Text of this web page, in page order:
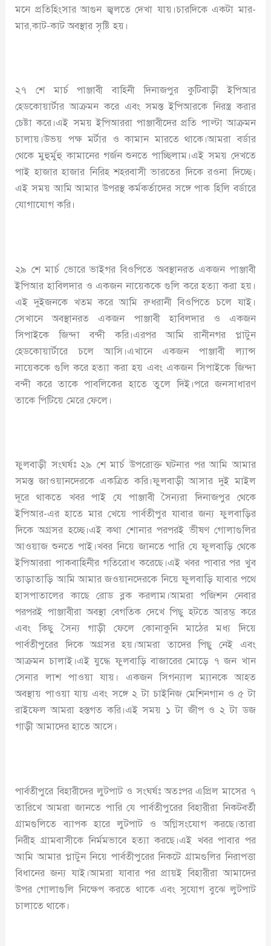
মনে প্রতিহিংসার আগুন জ্বলতে দেখা যায়।চারদিকে একটা মার-
মার,কাট-কাট অবস্থার সৃষ্টি হয়।
২৭ শে মার্চ পাঞ্জাবী বাহিনী দিনাজপুর কুটিবাড়ী ইপিআর
হেডকোয়ার্টার আক্রমন করে এবং সমস্ত ইপিআরকে নিরস্ত্র করার
চেষ্টা করে।এই সময় ইপিআররা পাঞ্জাবীদের প্রতি পাল্টা আক্রমন
চালায়।উভয় পক্ষ মর্টার ও কামান মারতে থাকে।আমরা বর্ডার
থেকে মুহুর্মুহু কামানের গর্জন শুনতে পাচ্ছিলাম।এই সময় দেখতে
পাই হাজার হাজার নিরিহ শহরবাসী ভারতের দিকে রওনা দিচ্ছে।
এই সময় আমি আমার উপরস্থ কর্মকর্তাদের সঙ্গে পাক হিলি বর্ডারে
যোগাযোগ করি।
২৯ শে মার্চ ভোরে ভাইগর বিওপিতে অবস্থানরত একজন পাঞ্জাবী
ইপিআর হাবিলদার ও একজন নায়েককে গুলি করে হত্যা করা হয়।
এই দুইজনকে খতম করে আমি রুধরানী বিওপিতে চলে যাই।
সেখানে অবস্থানরত একজন পাঞ্জাবী হাবিলদার ও একজন
সিপাইকে জিন্দা বন্দী করি।এরপর আমি রানীনগর প্লাটুন
হেডকোয়ার্টারে চলে আসি।এখানে একজন পাঞ্জাবী ল্যান্স
নায়েককে গুলি করে হত্যা করা হয় এবং একজন সিপাইকে জিন্দা
বন্দী করে তাকে পাবলিকের হাতে তুলে দিই।পরে জনসাধারণ
তাকে পিটিয়ে মেরে ফেলে।
ফুলবাড়ী সংঘর্ষঃ ২৯ শে মার্চ উপরোক্ত ঘটনার পর আমি আমার
সমস্ত জাওয়ানদেরকে একত্রিত করি।ফুলবাড়ী আসার দুই মাইল
দূরে থাকতে খবর পাই যে পাঞ্জাবী সৈন্যরা দিনাজপুর থেকে
ইপিআর-এর হাতে মার খেয়ে পার্বতীপুর যাবার জন্য ফুলবাড়ির
দিকে অগ্রসর হচ্ছে।এই কথা শোনার পরপরই ভীষণ গোলাগুলির
আওয়াজ শুনতে পাই।খবর নিয়ে জানতে পারি যে ফুলবাড়ি থেকে
ইপিআররা পাকবাহিনীর গতিরোধ করেছে।এই খবর পাবার পর খুব
তাড়াতাড়ি আমি আমার জওয়ানদেরকে নিয়ে ফুলবাড়ি যাবার পথে
হাসপাতালের কাছে রোড ব্লক করলাম।আমরা পজিশন নেবার
পরপরই পাঞ্জাবীরা অবস্থা বেগতিক দেখে পিছু হটতে আরম্ভ করে
এবং কিছু সৈন্য গাড়ী ফেলে কোনাকুনি মাঠের মধ্য দিয়ে
পার্বতীপুরের দিকে অগ্রসর হয়।আমরা তাদের পিছু নেই এবং
আক্রমন চালাই।এই যুদ্ধে ফুলবাড়ি বাজারের মোড়ে ৭ জন খান
সেনার লাশ পাওয়া যায়। একজন সিগন্যাল ম্যানকে আহত
অবস্থায় পাওয়া যায় এবং সঙ্গে ২ টা চাইনিজ মেশিনগান ও ৫ টা
রাইফেল আমরা হস্তগত করি।এই সময় ১ টা জীপ ও ২ টা ডজ
গাড়ী আমাদের হাতে আসে।
পার্বতীপুরে বিহারীদের লুটপাট ও সংঘর্ষঃ অতঃপর এপ্রিল মাসের ৭
তারিখে আমরা জানতে পারি যে পার্বতীপুরের বিহারীরা নিকটবর্তী
গ্রামগুলিতে ব্যাপক হারে লুটপাট ও অগ্নিসংযোগ করছে।তারা
নিরীহ গ্রামবাসীকে নির্মমভাবে হত্যা করছে।এই খবর পাবার পর
আমি আমার প্লাটুন নিয়ে পার্বতীপুরের নিকটে গ্রামগুলির নিরাপত্তা
বিধানের জন্য যাই।আমরা যাবার পর প্রায়ই বিহারীরা আমাদের
উপর গোলাগুলি নিক্ষেপ করতে থাকে এবং সুযোগ বুঝে লুটপাট
চালাতে থাকে।